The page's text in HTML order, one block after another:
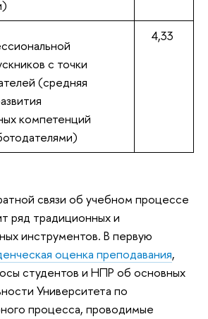
с точки
(средняя
компетенций
4,33
связи об учебном процессе
ряд традиционных и
инструментов. В первую
оценка преподавания,
студентов и НПР об основных
Университета по
процесса, проводимые